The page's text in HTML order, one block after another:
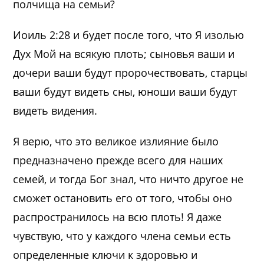
полчища на семьи?
Иоиль 2:28 и будет после того, что Я изолью
Дух Мой на всякую плоть; сыновья ваши и
дочери ваши будут пророчествовать, старцы
ваши будут видеть сны, юноши ваши будут
видеть видения.
Я верю, что это великое излияние было
предназначено прежде всего для наших
семей, и тогда Бог знал, что ничто другое не
сможет остановить его от того, чтобы оно
распространилось на всю плоть! Я даже
чувствую, что у каждого члена семьи есть
определенные ключи к здоровью и